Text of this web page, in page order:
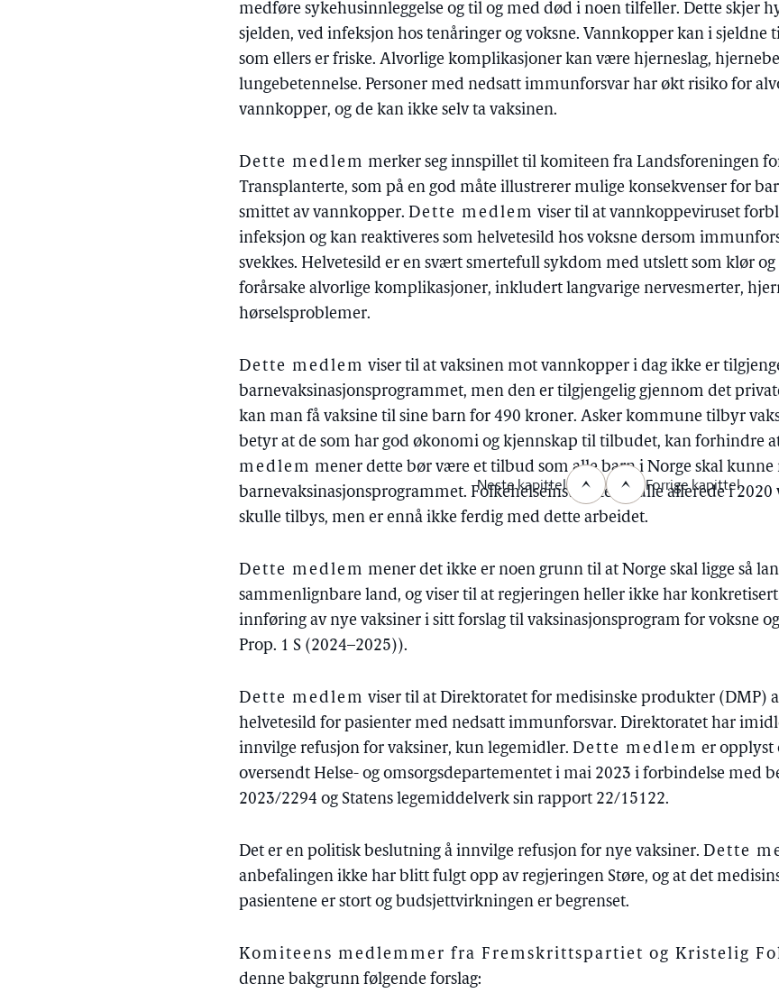
medføre sykehusinnleggelse og til og med død i noen tilfeller. Dette skjer
sjelden, ved infeksjon hos tenåringer og voksne. Vannkopper kan i
som ellers er friske. Alvorlige komplikasjoner kan være hjerneslag,
lungebetennelse. Personer med nedsatt immunforsvar har økt risiko for
vannkopper, og de kan ikke selv ta vaksinen.
Dette medlem merker seg innspillet til komiteen fra Landsforeningen
Transplanterte, som på en god måte illustrerer mulige konsekvenser for
smittet av vannkopper.Dette medlem viser til at vannkoppeviruset
infeksjon og kan reaktiveres som helvetesild hos voksne dersom
svekkes. Helvetesild er en svært smertefull sykdom med utslett som klør
forårsake alvorlige komplikasjoner, inkludert langvarige nervesmerter,
hørselsproblemer.
Dette medlem viser til at vaksinen mot vannkopper i dag ikke er
barnevaksinasjonsprogrammet, men den er tilgjengelig gjennom det
kan man få vaksine til sine barn for 490 kroner. Asker kommune tilbyr
betyr at de som har god økonomi og kjennskap til tilbudet, kan forhindre
medlem mener dette bør være et tilbud som alle barn i Norge skal kunne
barnevaksinasjonsprogrammet. Folkehelseinstituttet skulle allerede i
skulle tilbys, men er ennå ikke ferdig med dette arbeidet.
Dette medlem mener det ikke er noen grunn til at Norge skal ligge så
sammenlignbare land, og viser til at regjeringen heller ikke har
innføring av nye vaksiner i sitt forslag til vaksinasjonsprogram for voksne
Prop. 1 S (2024–2025)).
Dette medlem viser til at Direktoratet for medisinske produkter (DMP)
helvetesild for pasienter med nedsatt immunforsvar. Direktoratet har
innvilge refusjon for vaksiner, kun legemidler.Dette medlem er opplyst
oversendt Helse- og omsorgsdepartementet i mai 2023 i forbindelse med
2023/2294 og Statens legemiddelverk sin rapport 22/15122.
Det er en politisk beslutning å innvilge refusjon for nye vaksiner.Dette
anbefalingen ikke har blitt fulgt opp av regjeringen Støre, og at det
pasientene er stort og budsjettvirkningen er begrenset.
Komiteens medlemmer fra Fremskrittspartiet og Kristelig
denne bakgrunn følgende forslag:
Forrige kapittel
Neste kapittel